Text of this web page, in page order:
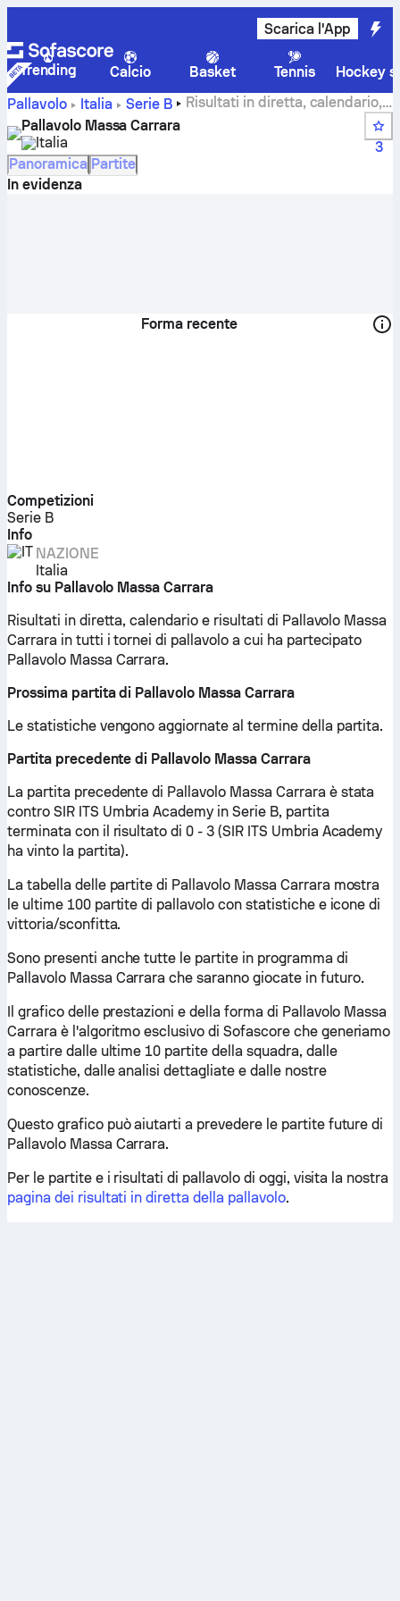
Scarica l'App
Trending Calcio Basket Tennis
Hockey
Pallavolo
Italia Serie B
Risultati in diretta, calendario,
partite e classifiche di Pallavolo Massa Carrara
Pallavolo Massa Carrara
Italia
3
Panoramica Partite
In evidenza
Forma recente
Competizioni
Serie B
Info
NAZIONE
Italia
Info su Pallavolo Massa Carrara
Risultati in diretta, calendario e risultati di Pallavolo Massa
Carrara in tutti i tornei di pallavolo a cui ha partecipato
Pallavolo Massa Carrara.
Prossima partita di Pallavolo Massa Carrara
Le statistiche vengono aggiornate al termine della partita.
Partita precedente di Pallavolo Massa Carrara
La partita precedente di Pallavolo Massa Carrara è stata
contro SIR ITS Umbria Academy in Serie B, partita
terminata con il risultato di 0 - 3 (SIR ITS Umbria Academy
ha vinto la partita).
La tabella delle partite di Pallavolo Massa Carrara mostra
le ultime 100 partite di pallavolo con statistiche e icone di
vittoria/sconfitta.
Sono presenti anche tutte le partite in programma di
Pallavolo Massa Carrara che saranno giocate in futuro.
Il grafico delle prestazioni e della forma di Pallavolo Massa
Carrara è l'algoritmo esclusivo di Sofascore che generiamo
a partire dalle ultime 10 partite della squadra, dalle
statistiche, dalle analisi dettagliate e dalle nostre
conoscenze.
Questo grafico può aiutarti a prevedere le partite future di
Pallavolo Massa Carrara.
Per le partite e i risultati di pallavolo di oggi, visita la nostra
pagina dei risultati in diretta della pallavolo.